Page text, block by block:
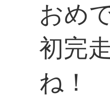
おめ
初完
ね！